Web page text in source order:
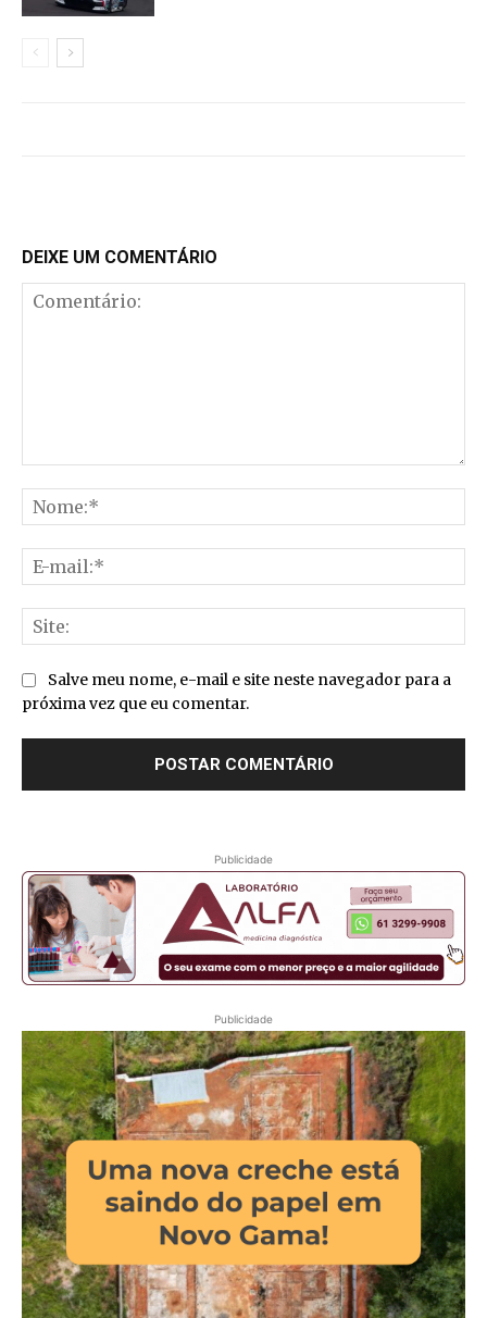
DEIXE UM COMENTÁRIO
Salve meu nome, e-mail e site neste navegador para a
próxima vez que eu comentar.
Publicidade
Publicidade